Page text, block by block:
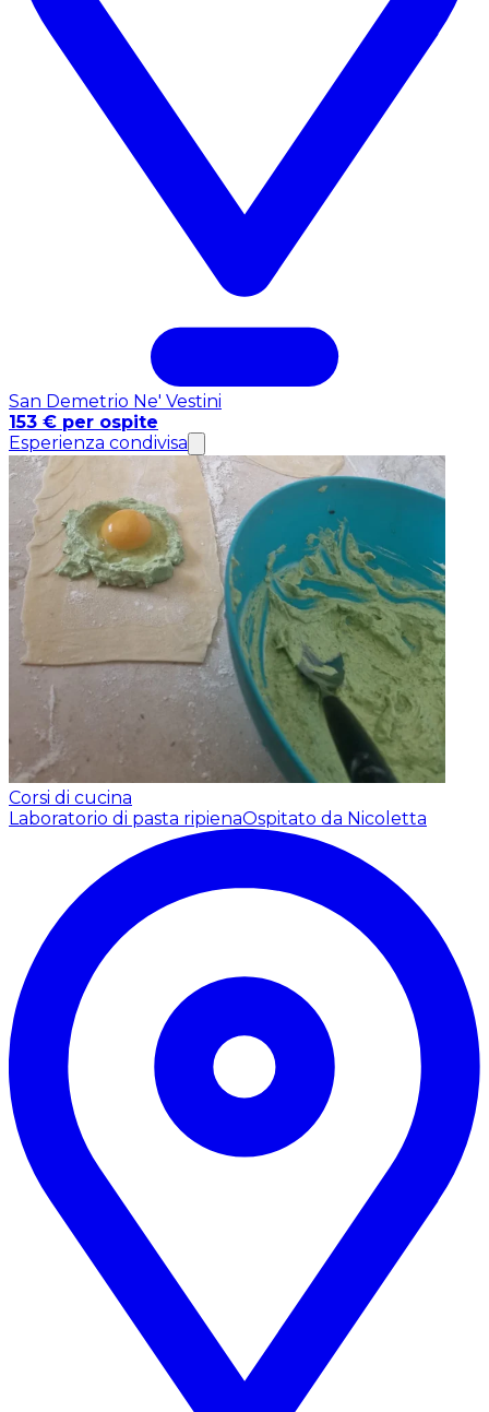
San Demetrio Ne' Vestini
153 € per ospite
Esperienza condivisa
Corsi di cucina
Laboratorio di pasta ripienaOspitato da Nicoletta